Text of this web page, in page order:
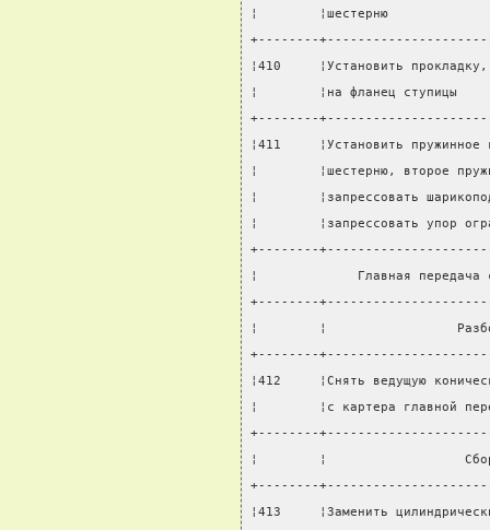
¦        ¦шестерню
+--------
¦410     ¦Установить
¦        ¦на фланец
+--------
¦411     ¦Установить
¦        ¦шестерню, второе
¦        ¦запрессовать
¦        ¦запрессовать упор
+--------
¦             Главная
+--------
¦        ¦
+--------
¦412     ¦Снять ведущую
¦        ¦с картера
+--------
¦        ¦
+--------
¦413     ¦Заменить